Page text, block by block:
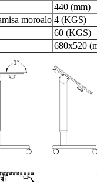
440 (mm)
moroalo 4 (KGS)
60 (KGS)
680x520